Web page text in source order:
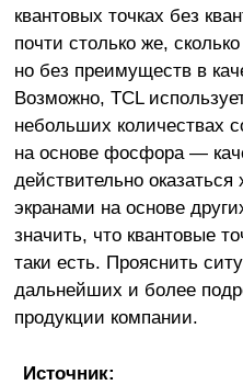
квантовых точках без
почти столько же,
но без преимуществ в
Возможно, TCL
небольших количествах
на основе фосфора —
действительно
экранами на основе
значить, что квантовые
таки есть. Прояснить
дальнейших и более
продукции компании.
Источник: